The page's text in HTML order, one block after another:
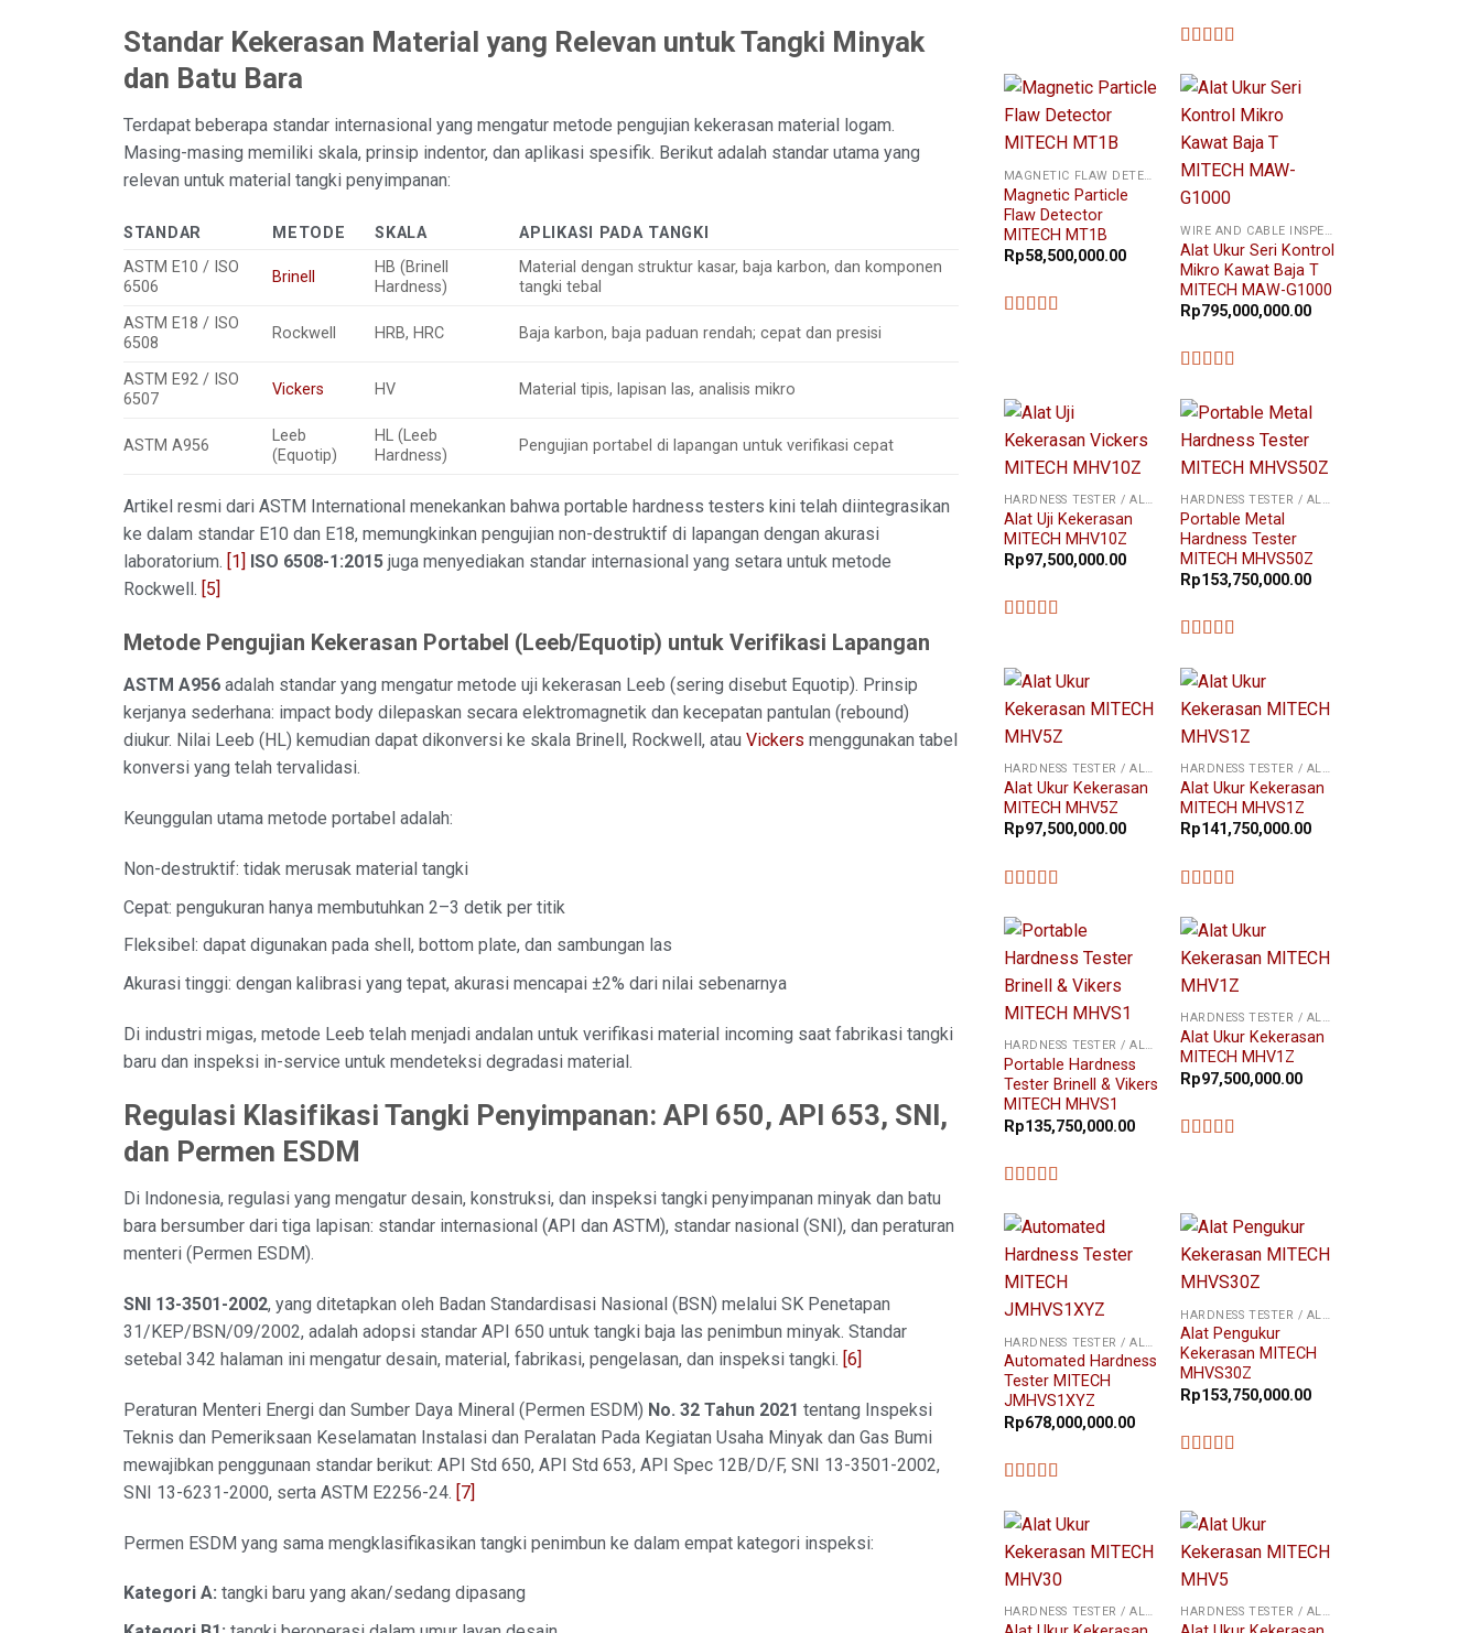
Standar Kekerasan Material yang Relevan untuk Tangki Minyak
dan Batu Bara
Terdapat beberapa standar internasional yang mengatur metode pengujian kekerasan material logam.
Masing-masing memiliki skala, prinsip indentor, dan aplikasi spesifik. Berikut adalah standar utama yang
relevan untuk material tangki penyimpanan:
STANDAR METODE SKALA
APLIKASI PADA TANGKI
ASTM E10 / ISO
6506
Brinell
HB (Brinell
Hardness)
Material dengan struktur kasar, baja karbon, dan komponen
tangki tebal
ASTM E18 / ISO
6508
Rockwell HRB, HRC Baja karbon, baja paduan rendah; cepat dan presisi
ASTM E92 / ISO
6507
Vickers HV Material tipis, lapisan las, analisis mikro
ASTM A956
Leeb
(Equotip)
HL (Leeb
Hardness)
Pengujian portabel di lapangan untuk verifikasi cepat
Artikel resmi dari ASTM International menekankan bahwa portable hardness testers kini telah diintegrasikan
ke dalam standar E10 dan E18, memungkinkan pengujian non-destruktif di lapangan dengan akurasi
laboratorium. [1] ISO 6508-1:2015 juga menyediakan standar internasional yang setara untuk metode
Rockwell. [5]
Metode Pengujian Kekerasan Portabel (Leeb/Equotip) untuk Verifikasi Lapangan
ASTM A956 adalah standar yang mengatur metode uji kekerasan Leeb (sering disebut Equotip). Prinsip
kerjanya sederhana: impact body dilepaskan secara elektromagnetik dan kecepatan pantulan (rebound)
diukur. Nilai Leeb (HL) kemudian dapat dikonversi ke skala Brinell, Rockwell, atau Vickers menggunakan tabel
konversi yang telah tervalidasi.
Keunggulan utama metode portabel adalah:
Non-destruktif: tidak merusak material tangki
Cepat: pengukuran hanya membutuhkan 2–3 detik per titik
Fleksibel: dapat digunakan pada shell, bottom plate, dan sambungan las
Akurasi tinggi: dengan kalibrasi yang tepat, akurasi mencapai ±2% dari nilai sebenarnya
Di industri migas, metode Leeb telah menjadi andalan untuk verifikasi material incoming saat fabrikasi tangki
baru dan inspeksi in-service untuk mendeteksi degradasi material.
Regulasi Klasifikasi Tangki Penyimpanan: API 650, API 653, SNI,
dan Permen ESDM
Di Indonesia, regulasi yang mengatur desain, konstruksi, dan inspeksi tangki penyimpanan minyak dan batu
bara bersumber dari tiga lapisan: standar internasional (API dan ASTM), standar nasional (SNI), dan peraturan
menteri (Permen ESDM).
SNI 13-3501-2002, yang ditetapkan oleh Badan Standardisasi Nasional (BSN) melalui SK Penetapan
31/KEP/BSN/09/2002, adalah adopsi standar API 650 untuk tangki baja las penimbun minyak. Standar
setebal 342 halaman ini mengatur desain, material, fabrikasi, pengelasan, dan inspeksi tangki. [6]
Peraturan Menteri Energi dan Sumber Daya Mineral (Permen ESDM) No. 32 Tahun 2021 tentang Inspeksi
Teknis dan Pemeriksaan Keselamatan Instalasi dan Peralatan Pada Kegiatan Usaha Minyak dan Gas Bumi
mewajibkan penggunaan standar berikut: API Std 650, API Std 653, API Spec 12B/D/F, SNI 13-3501-2002,
SNI 13-6231-2000, serta ASTM E2256-24. [7]
Permen ESDM yang sama mengklasifikasikan tangki penimbun ke dalam empat kategori inspeksi:
Kategori A: tangki baru yang akan/sedang dipasang
MAGNETIC FLAW DETECTOR
Magnetic Particle
Flaw Detector
MITECH MT1B
Rp58,500,000.00
WIRE AND CABLE INSPECTION
Alat Ukur Seri Kontrol
Mikro Kawat Baja T
MITECH MAW-G1000
Rp795,000,000.00
HARDNESS TESTER / ALAT UKUR KEKERASAN
Alat Uji Kekerasan
MITECH MHV10Z
Rp97,500,000.00
HARDNESS TESTER / ALAT UKUR KEKERASAN
Portable Metal
Hardness Tester
MITECH MHVS50Z
Rp153,750,000.00
HARDNESS TESTER / ALAT UKUR KEKERASAN
Alat Ukur Kekerasan
MITECH MHV5Z
Rp97,500,000.00
HARDNESS TESTER / ALAT UKUR KEKERASAN
Alat Ukur Kekerasan
MITECH MHVS1Z
Rp141,750,000.00
HARDNESS TESTER / ALAT UKUR KEKERASAN
Portable Hardness
Tester Brinell & Vikers
MITECH MHVS1
Rp135,750,000.00
HARDNESS TESTER / ALAT UKUR KEKERASAN
Alat Ukur Kekerasan
MITECH MHV1Z
Rp97,500,000.00
Automated Hardness
Tester MITECH
JMHVS1XYZ
Rp678,000,000.00
Alat Pengukur
Kekerasan MITECH
MHVS30Z
Rp153,750,000.00
HARDNESS TESTER / ALAT UKUR KEKERASAN HARDNESS TESTER / ALAT UKUR KEKERASAN